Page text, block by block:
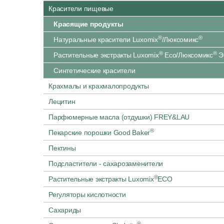
Красители пищевые
Красящие продукты
Натуральные красители Luxomix®/Люксомикс®
Растительные экстракты Luxomix®Eco/Люксомикс®
Синтетические красители
Крахмалы и крахмалопродукты
Лецитин
Парфюмерные масла (отдушки) FREY&LAU
Пекарские порошки Good Baker®
Пектины
Подсластители - сахарозаменители
Растительные экстракты Luxomix®ECO
Регуляторы кислотности
Сахариды